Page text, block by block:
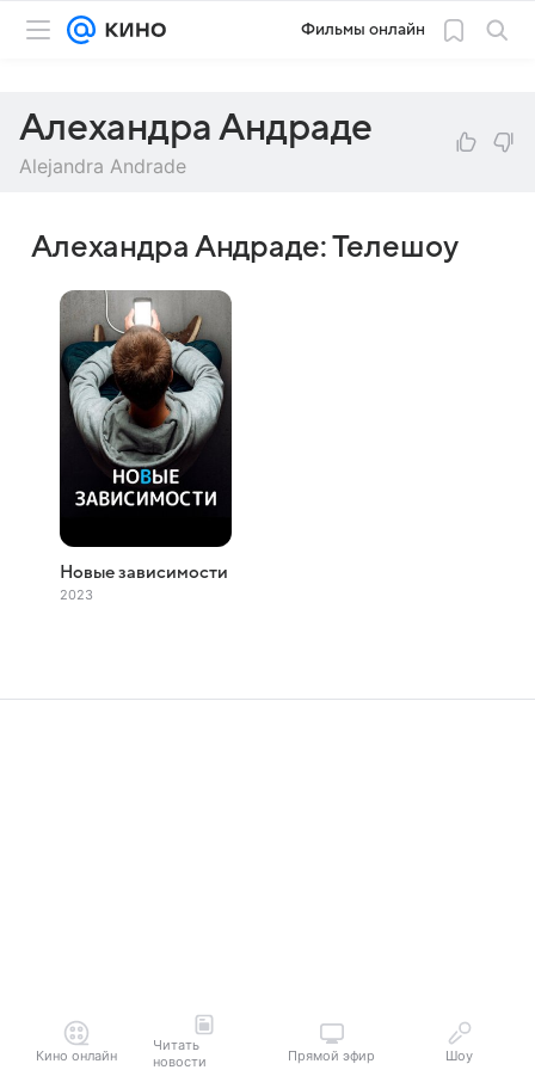
Фильмы онлайн
Алехандра Андраде
Alejandra Andrade
Алехандра Андраде: Телешоу
Новые зависимости
2023
Кино онлайн
Читать
новости
Прямой эфир Шоу